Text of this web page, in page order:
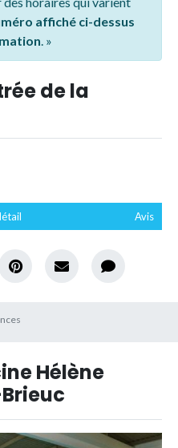
affiché ci-dessus
. »
de la
Avis
Hélène